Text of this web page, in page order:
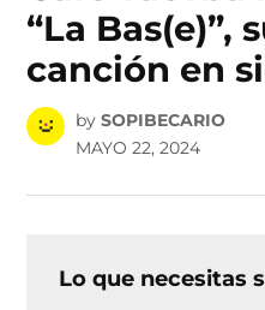
“La Bas(e)”,
canción en
by SOPIBECARIO
MAYO 22, 2024
Lo que necesitas